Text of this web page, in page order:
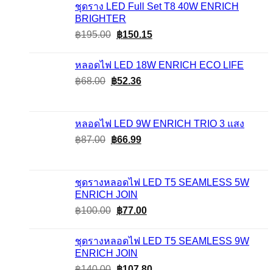
ชุดราง LED Full Set T8 40W ENRICH
BRIGHTER
฿195.00 Original
was:
฿195.00.
฿150.15Current
is:
฿150.15.
หลอดไฟ LED 18W ENRICH ECO LIFE
฿68.00 Original
฿68.00.
฿52.36Current
฿52.36.
หลอดไฟ LED 9W ENRICH TRIO 3 แสง
฿87.00 Original
฿87.00.
฿66.99Current
฿66.99.
ชุดรางหลอดไฟ LED T5 SEAMLESS 5W
ENRICH JOIN
฿100.00 Original
was:
฿100.00.
฿77.00Current
is:
฿77.00.
ชุดรางหลอดไฟ LED T5 SEAMLESS 9W
ENRICH JOIN